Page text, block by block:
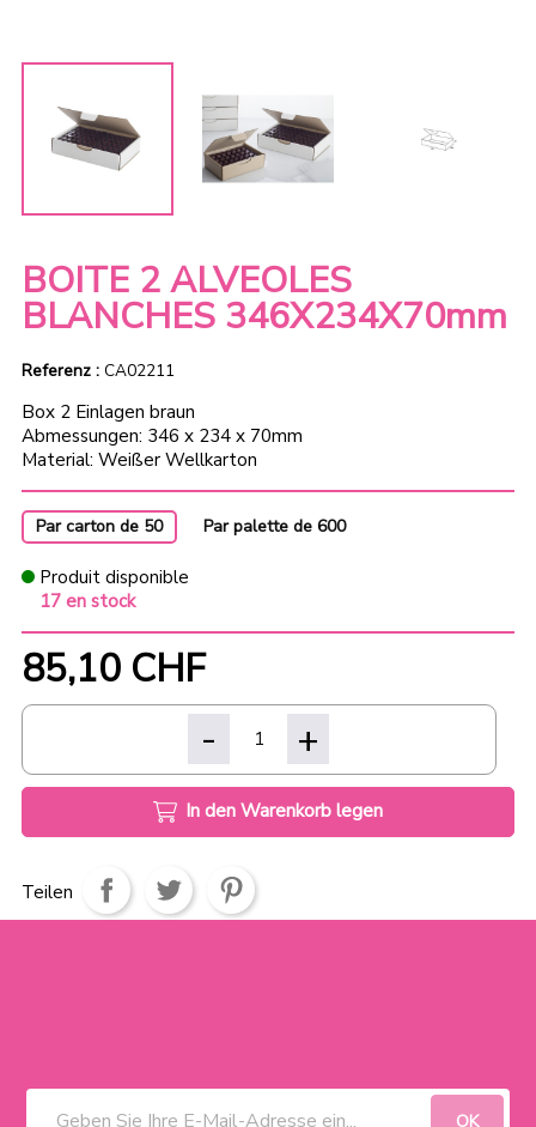
BOITE 2 ALVEOLES
BLANCHES 346X234X70mm
Referenz :CA02211
Box 2 Einlagen braun
Abmessungen: 346 x 234 x 70mm
Material: Weißer Wellkarton
Par carton de 50 Par palette de 600
Produit disponible
17 en stock
85,10 CHF
In den Warenkorb legen
Teilen